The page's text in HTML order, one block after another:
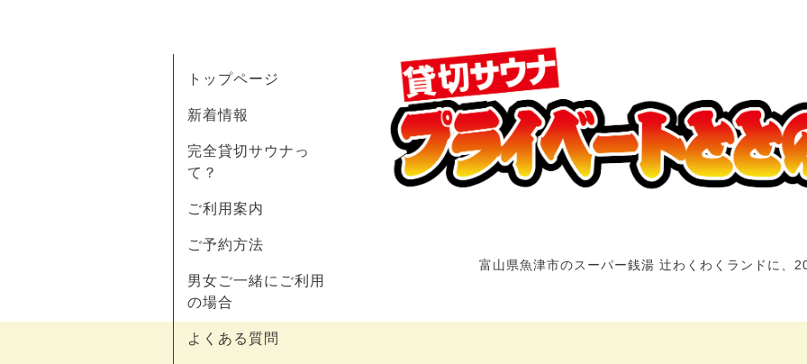
富山県魚津市のスーパー銭湯 辻わくわくランドに、
トップページ
新着情報
完全貸切サウナっ
て？
ご利用案内
ご予約方法
男女ご一緒にご利用
の場合
よくある質問